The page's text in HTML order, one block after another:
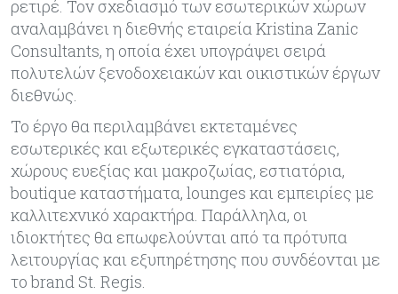
ρετιρέ. Τον σχεδιασμό των εσωτερικών χώρων
αναλαμβάνει η διεθνής εταιρεία Kristina Zanic
Consultants, η οποία έχει υπογράψει σειρά
πολυτελών ξενοδοχειακών και οικιστικών έργων
διεθνώς.
Το έργο θα περιλαμβάνει εκτεταμένες
εσωτερικές και εξωτερικές εγκαταστάσεις,
χώρους ευεξίας και μακροζωίας, εστιατόρια,
boutique καταστήματα, lounges και εμπειρίες με
καλλιτεχνικό χαρακτήρα. Παράλληλα, οι
ιδιοκτήτες θα επωφελούνται από τα πρότυπα
λειτουργίας και εξυπηρέτησης που συνδέονται με
το brand St. Regis.